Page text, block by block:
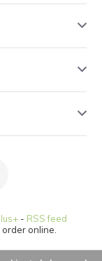
- RSS feed
online.